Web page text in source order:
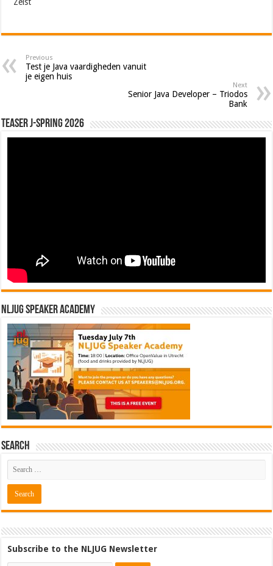
Zeist
Previous
Test je Java vaardigheden vanuit
je eigen huis
Next
Senior Java Developer – Triodos
Bank
Teaser J-Spring 2026
NLJUG Speaker Academy
Search
Subscribe to the NLJUG Newsletter